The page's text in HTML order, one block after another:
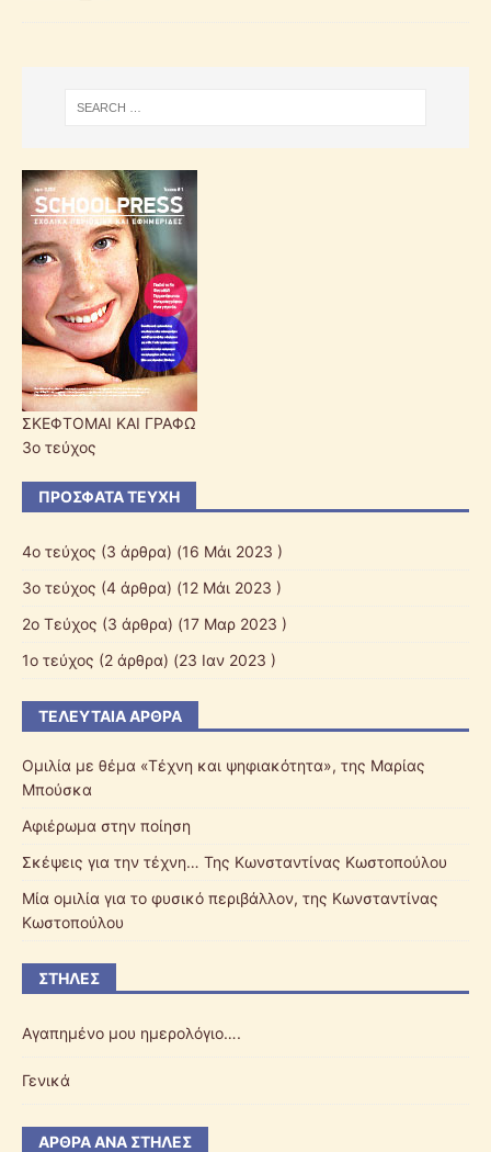
ΣΚΕΦΤΟΜΑΙ ΚΑΙ ΓΡΑΦΩ
3ο τεύχος
ΠΡΌΣΦΑΤΑ ΤΕΎΧΗ
4ο τεύχος (3 άρθρα) (16 Μάι 2023 )
3ο τεύχος (4 άρθρα) (12 Μάι 2023 )
2ο Τεύχος (3 άρθρα) (17 Μαρ 2023 )
1ο τεύχος (2 άρθρα) (23 Ιαν 2023 )
ΤΕΛΕΥΤΑΊΑ ΆΡΘΡΑ
Ομιλία με θέμα «Τέχνη και ψηφιακότητα», της Μαρίας
Μπούσκα
Αφιέρωμα στην ποίηση
Σκέψεις για την τέχνη… Της Κωνσταντίνας Κωστοπούλου
Μία ομιλία για το φυσικό περιβάλλον, της Κωνσταντίνας
Κωστοπούλου
ΣΤΉΛΕΣ
Αγαπημένο μου ημερολόγιο….
Γενικά
ΆΡΘΡΑ ΑΝΆ ΣΤΉΛΕΣ